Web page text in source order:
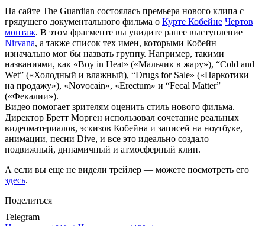
На сайте The Guardian состоялась премьера нового клипа с
грядущего документального фильма о Курте Кобейне Чертов
монтаж. В этом фрагменте вы увидите ранее выступление
Nirvana, а также список тех имен, которыми Кобейн
изначально мог бы назвать группу. Например, такими
названиями, как «Boy in Heat» («Мальчик в жару»), “Cold and
Wet” («Холодный и влажный), “Drugs for Sale» («Наркотики
на продажу»), «Novocain», «Erectum» и “Fecal Matter”
(«Фекалии»).
Видео помогает зрителям оценить стиль нового фильма.
Директор Бретт Морген использовал сочетание реальных
видеоматериалов, эскизов Кобейна и записей на ноутбуке,
анимации, песни Dive, и все это идеально создало
подвижный, динамичный и атмосферный клип.
А если вы еще не видели трейлер — можете посмотреть его
здесь.
Поделиться
Telegram